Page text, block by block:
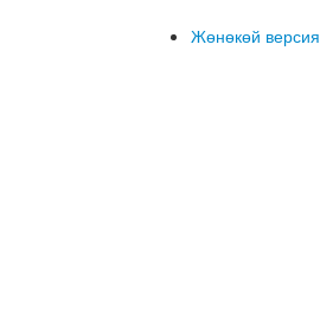
Жөнөкөй версия